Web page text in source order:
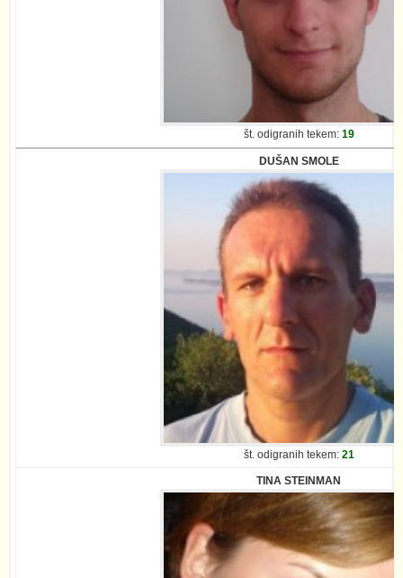
št. odigranih tekem: 19
DUŠAN SMOLE
št. odigranih tekem: 21
TINA STEINMAN